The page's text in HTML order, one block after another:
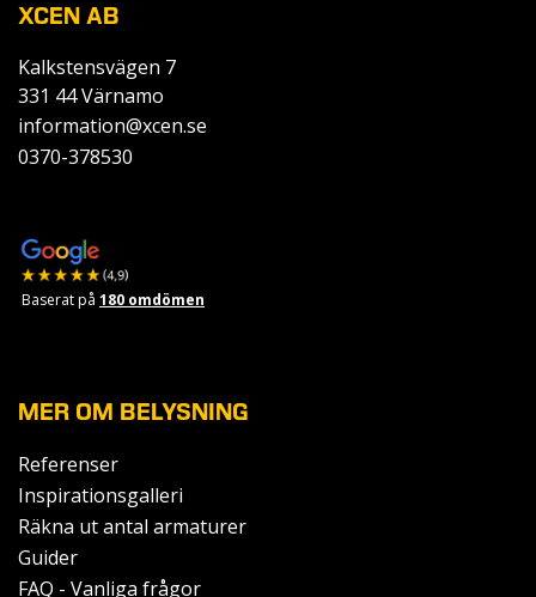
XCEN AB
Kalkstensvägen 7
331 44 Värnamo
information@xcen.se
0370-378530
Baserat på 180 omdömen
MER OM BELYSNING
Referenser
Inspirationsgalleri
Räkna ut antal armaturer
Guider
FAQ - Vanliga frågor